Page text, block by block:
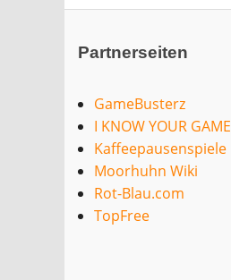
Partnerseiten
GameBusterz
I KNOW YOUR GAME
Kaffeepausenspiele
Moorhuhn Wiki
Rot-Blau.com
TopFree